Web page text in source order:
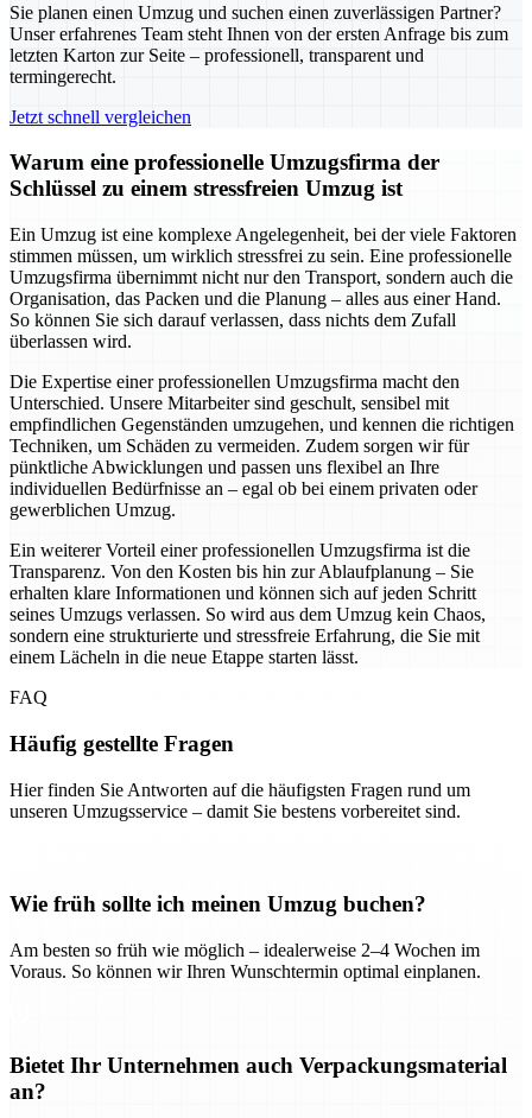
Sie planen einen Umzug und suchen einen zuverlässigen Partner?
Unser erfahrenes Team steht Ihnen von der ersten Anfrage bis zum
letzten Karton zur Seite – professionell, transparent und
termingerecht.
Jetzt schnell vergleichen
Warum eine professionelle Umzugsfirma der
Schlüssel zu einem stressfreien Umzug ist
Ein Umzug ist eine komplexe Angelegenheit, bei der viele Faktoren
stimmen müssen, um wirklich stressfrei zu sein. Eine professionelle
Umzugsfirma übernimmt nicht nur den Transport, sondern auch die
Organisation, das Packen und die Planung – alles aus einer Hand.
So können Sie sich darauf verlassen, dass nichts dem Zufall
überlassen wird.
Die Expertise einer professionellen Umzugsfirma macht den
Unterschied. Unsere Mitarbeiter sind geschult, sensibel mit
empfindlichen Gegenständen umzugehen, und kennen die richtigen
Techniken, um Schäden zu vermeiden. Zudem sorgen wir für
pünktliche Abwicklungen und passen uns flexibel an Ihre
individuellen Bedürfnisse an – egal ob bei einem privaten oder
gewerblichen Umzug.
Ein weiterer Vorteil einer professionellen Umzugsfirma ist die
Transparenz. Von den Kosten bis hin zur Ablaufplanung – Sie
erhalten klare Informationen und können sich auf jeden Schritt
seines Umzugs verlassen. So wird aus dem Umzug kein Chaos,
sondern eine strukturierte und stressfreie Erfahrung, die Sie mit
einem Lächeln in die neue Etappe starten lässt.
FAQ
Häufig gestellte Fragen
Hier finden Sie Antworten auf die häufigsten Fragen rund um
unseren Umzugsservice – damit Sie bestens vorbereitet sind.
Wie früh sollte ich meinen Umzug buchen?
Am besten so früh wie möglich – idealerweise 2–4 Wochen im
Voraus. So können wir Ihren Wunschtermin optimal einplanen.
Bietet Ihr Unternehmen auch Verpackungsmaterial
an?